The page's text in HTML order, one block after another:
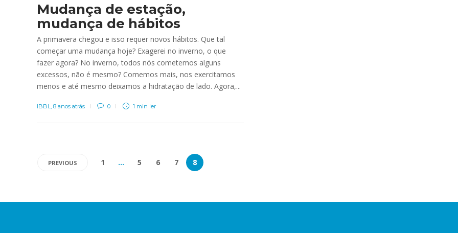
Mudança de estação,
mudança de hábitos
A primavera chegou e isso requer novos hábitos. Que tal
começar uma mudança hoje? Exagerei no inverno, o que
fazer agora? No inverno, todos nós cometemos alguns
excessos, não é mesmo? Comemos mais, nos exercitamos
menos e até mesmo deixamos a hidratação de lado. Agora,...
IBBL 8 anos atrás 0 1 min ler
PREVIOUS 1 … 5 6 7 8